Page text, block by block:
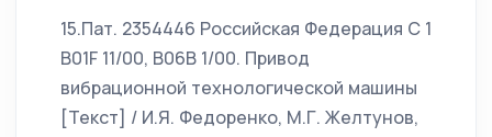
15.Пат. 2354446 Российская Федерация С 1
B01F 11/00, B06B 1/00. Привод
вибрационной технологической машины
[Текст] / И.Я. Федоренко, М.Г. Желтунов,